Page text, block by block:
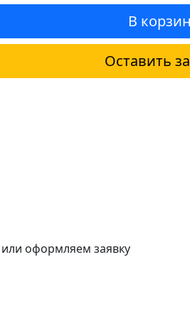
В
Оставить
оформляем заявку